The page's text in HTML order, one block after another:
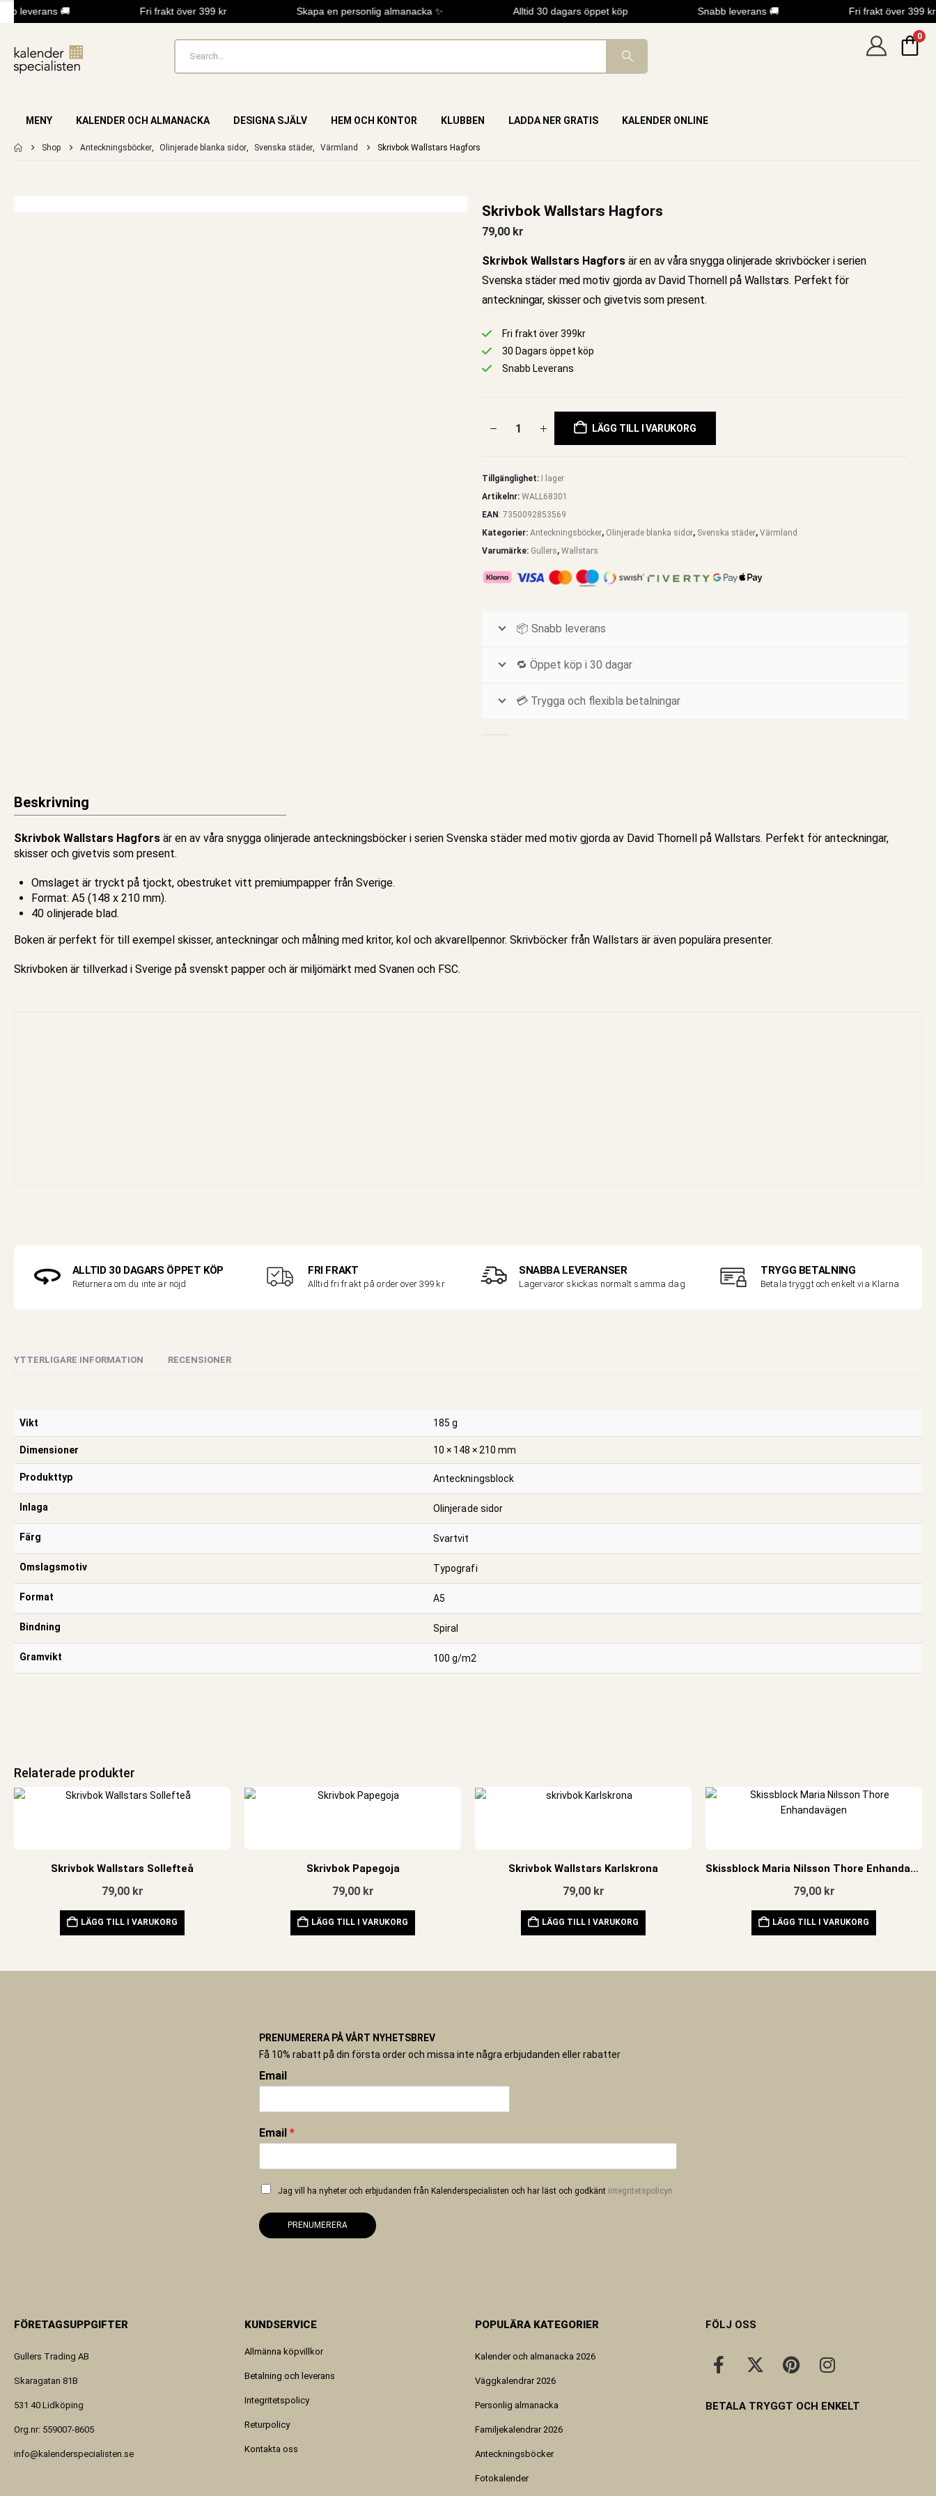
leverans 🚚 Fri frakt över 399 kr Skapa en personlig almanacka ✨ Alltid 30 dagars öppet köp Snabb leverans 🚚 Fri frakt över 399 kr
0
MENY KALENDER OCH ALMANACKA DESIGNA SJÄLV HEM OCH KONTOR KLUBBEN LADDA NER GRATIS KALENDER ONLINE
Shop Anteckningsböcker, Olinjerade blanka sidor, Svenska städer, Värmland Skrivbok Wallstars Hagfors
Skrivbok Wallstars Hagfors
79,00 kr
Skrivbok Wallstars Hagforsär en av våra snygga olinjerade skrivböcker i serien
Svenska städer med motiv gjorda av David Thornell på Wallstars. Perfekt för
anteckningar, skisser och givetvis som present.
Fri frakt över 399kr
30 Dagars öppet köp
Snabb Leverans
LÄGG TILL I VARUKORG
Tillgänglighet:
I lager
Artikelnr: WALL68301
EAN : 7350092853569
Kategorier: Anteckningsböcker, Olinjerade blanka sidor, Svenska städer, Värmland
Varumärke: Gullers, Wallstars
📦 Snabb leverans
🔁 Öppet köp i 30 dagar
💳 Trygga och flexibla betalningar
Beskrivning
Skrivbok Wallstars Hagfors är en av våra snygga olinjerade anteckningsböcker i serien Svenska städer med motiv gjorda av David Thornell på Wallstars. Perfekt för anteckningar,
skisser och givetvis som present.
Omslaget är tryckt på tjockt, obestruket vitt premiumpapper från Sverige.
Format: A5 (148 x 210 mm).
40 olinjerade blad.
Boken är perfekt för till exempel skisser, anteckningar och målning med kritor, kol och akvarellpennor. Skrivböcker från Wallstars är även populära presenter.
Skrivboken är tillverkad i Sverige på svenskt papper och är miljömärkt med Svanen och FSC.
ALLTID 30 DAGARS ÖPPET KÖP
Returnera om du inte är nöjd
FRI FRAKT
Alltid fri frakt på order över 399 kr
SNABBA LEVERANSER
Lagervaror skickas normalt samma dag
TRYGG BETALNING
Betala tryggt och enkelt via Klarna
YTTERLIGARE INFORMATION RECENSIONER
Vikt 185 g
Dimensioner 10 × 148 × 210 mm
Produkttyp Anteckningsblock
Inlaga Olinjerade sidor
Färg Svartvit
Omslagsmotiv Typografi
Format A5
Bindning Spiral
Gramvikt 100 g/m2
Relaterade produkter
Skrivbok Wallstars Sollefteå
79,00 kr
LÄGG TILL I VARUKORG
Skrivbok Papegoja
79,00 kr
LÄGG TILL I VARUKORG
Skrivbok Wallstars Karlskrona
79,00 kr
LÄGG TILL I VARUKORG
Skissblock Maria Nilsson Thore Enhandavägen
79,00 kr
LÄGG TILL I VARUKORG
PRENUMERERA PÅ VÅRT NYHETSBREV
Få 10% rabatt på din första order och missa inte några erbjudanden eller rabatter
Email
Email *
Jag vill ha nyheter och erbjudanden från Kalenderspecialisten och har läst och godkänt integritetspolicyn
PRENUMERERA
FÖRETAGSUPPGIFTER
Gullers Trading AB
Skaragatan 81B
531 40 Lidköping
Org.nr: 559007-8605
info@kalenderspecialisten.se
KUNDSERVICE
Allmänna köpvillkor
Betalning och leverans
Integritetspolicy
Returpolicy
Kontakta oss
POPULÄRA KATEGORIER
Kalender och almanacka 2026
Väggkalendrar 2026
Personlig almanacka
Familjekalendrar 2026
Anteckningsböcker
Fotokalender
FÖLJ OSS
BETALA TRYGGT OCH ENKELT